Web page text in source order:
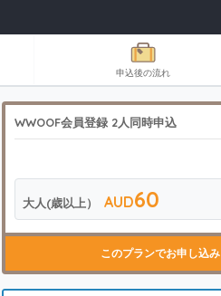
申込後の流れ
WWOOF会員登録 2人同時申込
大人(歳以上） AUD60
このプランでお申し込み